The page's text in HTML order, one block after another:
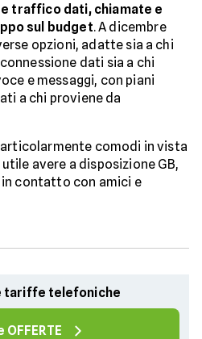
traffico dati, chiamate e
sul budget. A dicembre
opzioni, adatte sia a chi
dati sia a chi
e messaggi, con piani
a chi proviene da
comodi in vista
avere a disposizione GB,
contatto con amici e
tariffe telefoniche
OFFERTE